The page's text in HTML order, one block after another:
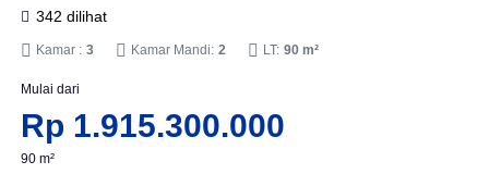
342 dilihat
Kamar : 3 Kamar Mandi: 2 LT: 90 m²
Mulai dari
Rp 1.915.300.000
90 m²